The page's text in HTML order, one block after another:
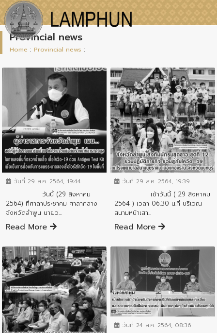
Provincial news
Home : Provincial news :
ข่าวสารจังหวัด
วันที่ 29 ส.ค. 2564, 19:44
วันนี้ (29 สิงหาคม
2564) ที่ศาลาประชาคม ศาลากลาง
จังหวัดลำพูน นายว...
Read More
ข่าวสารจังหวัด
วันที่ 29 ส.ค. 2564, 19:39
เช้าวันนี้ ( 29 สิงหาคม
2564 ) เวลา 06.30 น.ที่ บริเวณ
สนามหน้าเสา...
Read More
ข่าวสารจังหวัด
วันที่ 24 ส.ค. 2564, 08:36